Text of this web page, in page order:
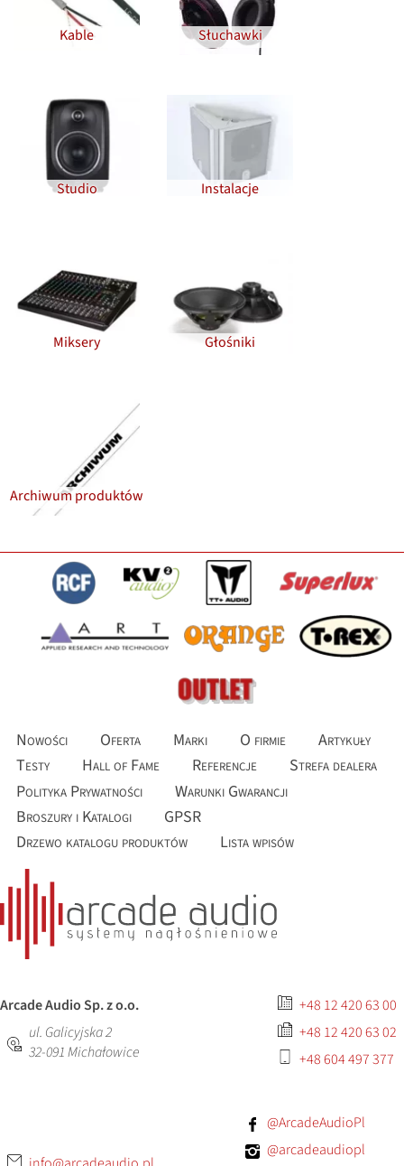
Kable Słuchawki
Studio Instalacje
Miksery Głośniki
Archiwum produktów
Nowości Oferta Marki O firmie
Artykuły
Testy
Hall of Fame Referencje
Strefa dealera
Polityka Prywatności
Warunki Gwarancji
Broszury i Katalogi
GPSR
Drzewo katalogu produktów
Lista wpisów
Arcade Audio Sp. z o.o.
ul. Galicyjska 2
32-091Michałowice
+48 12 420 63 00
+48 12 420 63 02
+48 604 497 377
@ArcadeAudioPl
@arcadeaudiopl